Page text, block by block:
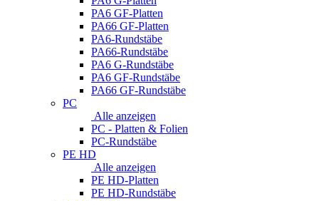
PA6 GF-Platten
PA66 GF-Platten
PA6-Rundstäbe
PA66-Rundstäbe
PA6 G-Rundstäbe
PA6 GF-Rundstäbe
PA66 GF-Rundstäbe
PC
Alle anzeigen
PC - Platten & Folien
PC-Rundstäbe
PE HD
Alle anzeigen
PE HD-Platten
PE HD-Rundstäbe